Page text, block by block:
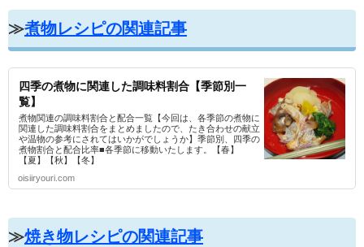
≫煮物レシピの関連記事
四季の煮物に関連した調味料割合【季節別一
覧】
煮物関連の調味料割合と配合一覧【今回は、各季節の煮物に
関連した調味料割合をまとめましたので、たき合わせの献立
や温物の参考にされてはいかがでしょうか】季節別、四季の
煮物割合と配合比率■各季節に移動いたします。【春】
【夏】【秋】【冬】
oisiiryouri.com
≫焼き物レシピの関連記事